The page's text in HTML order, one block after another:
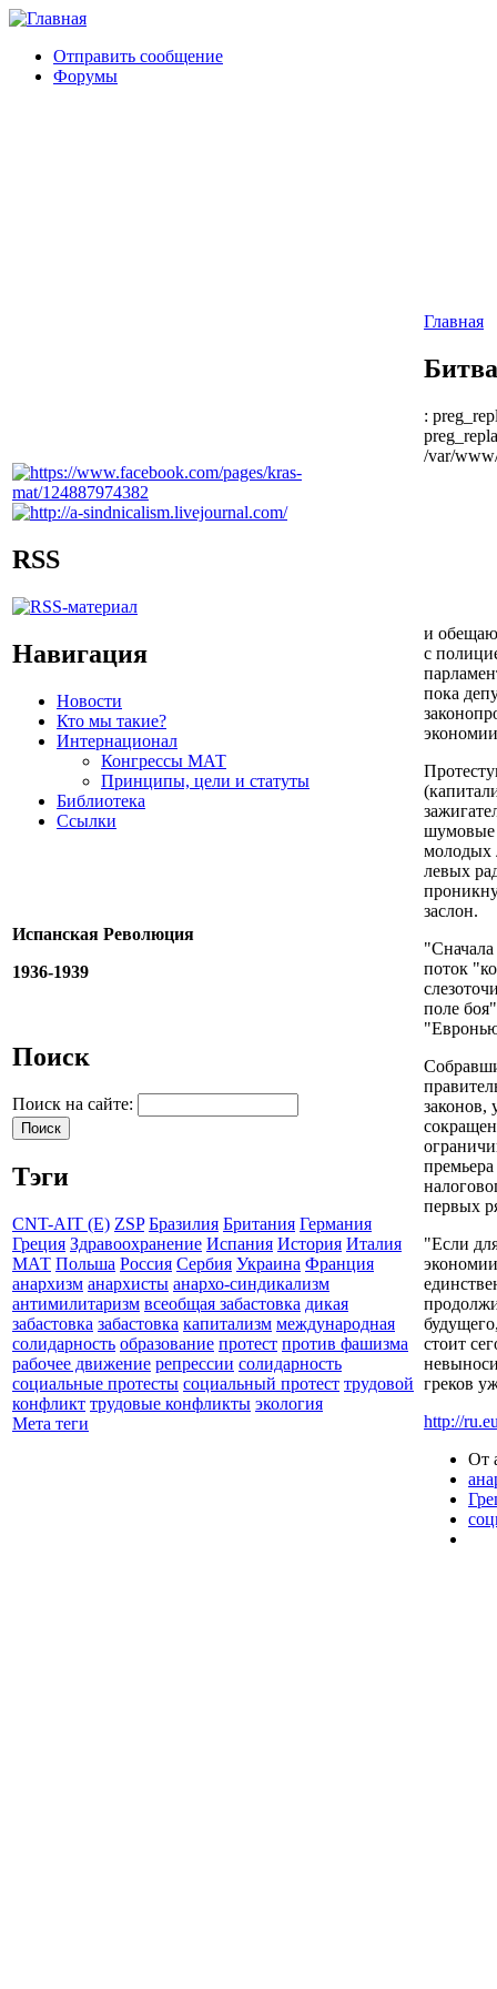
Отправить сообщение
Форумы
RSS
Навигация
Новости
Кто мы такие?
Интернационал
Конгрессы МАТ
Принципы, цели и статуты
Библиотека
Ссылки
Испанская Революция
1936-1939
Поиск
Поиск на сайте:
Тэги
CNT-AIT (E) ZSP Бразилия Британия Германия
Греция Здравоохранение Испания История Италия
МАТ Польша Россия Сербия Украина Франция
анархизм анархисты анархо-синдикализм
антимилитаризм всеобщая забастовка дикая
забастовка забастовка капитализм международная
солидарность образование протест против фашизма
рабочее движение репрессии солидарность
социальные протесты социальный протест трудовой
конфликт трудовые конфликты экология
Мета теги
Главная
:
/var/
и
с
пока
шумовые
молодых
левых
заслон.
поток
поле
первых
"Если
стоит
греков
http://
От